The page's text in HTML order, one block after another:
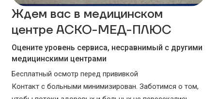
Ждем вас в медицинском
центре АСКО-МЕД-ПЛЮС
Оцените уровень сервиса, несравнимый с другими
медицинскими центрами
Бесплатный осмотр перед прививкой
Контакт с больными минимизирован. Заботимся о том,